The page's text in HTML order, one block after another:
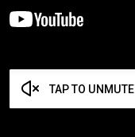
TAP TO UNMUTE